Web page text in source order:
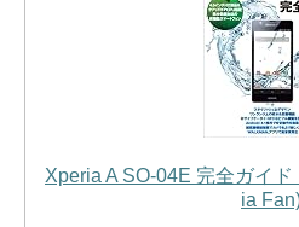
Xperia A SO-04E 完全ガイ
ia